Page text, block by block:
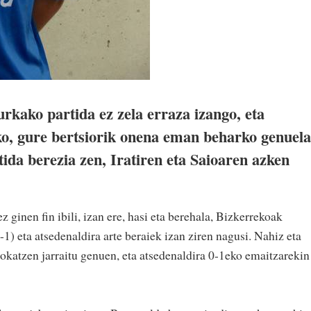
partida ez zela erraza izango, eta
gure bertsiorik onena eman beharko
berezia zen, Iratiren eta Saioaren azken
ginen fin ibili, izan ere, hasi eta berehala, Bizkerrekoak
eta atsedenaldira arte beraiek izan ziren nagusi. Nahiz eta
jarraitu genuen, eta atsedenaldira 0-1eko emaitzarekin